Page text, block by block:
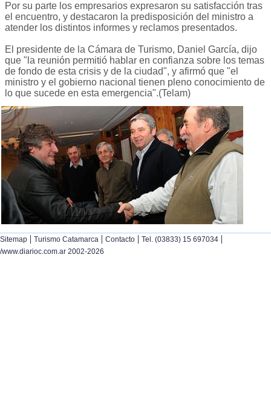
Por su parte los empresarios expresaron su satisfacción tras
el encuentro, y destacaron la predisposición del ministro a
atender los distintos informes y reclamos presentados.
El presidente de la Cámara de Turismo, Daniel García, dijo
que "la reunión permitió hablar en confianza sobre los temas
de fondo de esta crisis y de la ciudad", y afirmó que "el
ministro y el gobierno nacional tienen pleno conocimiento de
lo que sucede en esta emergencia".(Telam)
Sitemap | Turismo Catamarca | Contacto | Tel. (03833) 15 697034 |
/www.diarioc.com.ar 2002-2026